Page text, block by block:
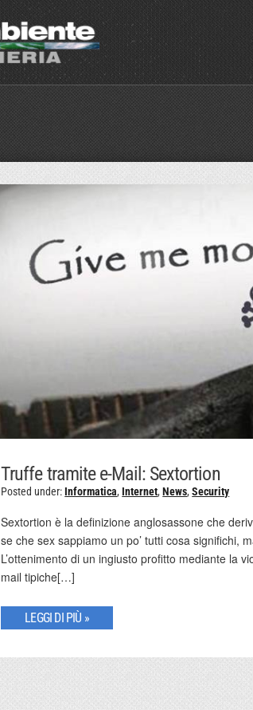
Truffe tramite e-Mail: Sextortion
Posted under:Informatica,Internet,News,Security
Sextortion è la definizione anglosassone che
se che sex sappiamo un po’ tutti cosa significhi,
L’ottenimento di un ingiusto profitto mediante la
mail tipiche[…]
LEGGI DI PIÙ »